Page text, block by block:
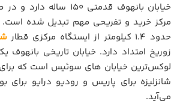
خیابان بانهوف قدمتی 150
مرکز خرید و تفریحی مهم تبدیل شده است.
حدود ۱.۴ کیلومتر از ایستگاه مرکزی قطار
زوریخ امتداد دارد. خیابان تاریخی بانهوف
لوکس‌ترین خیابان های سوئیس است که
شانزلیزه برای پاریس و رودیو درایو برای
می‌آید.